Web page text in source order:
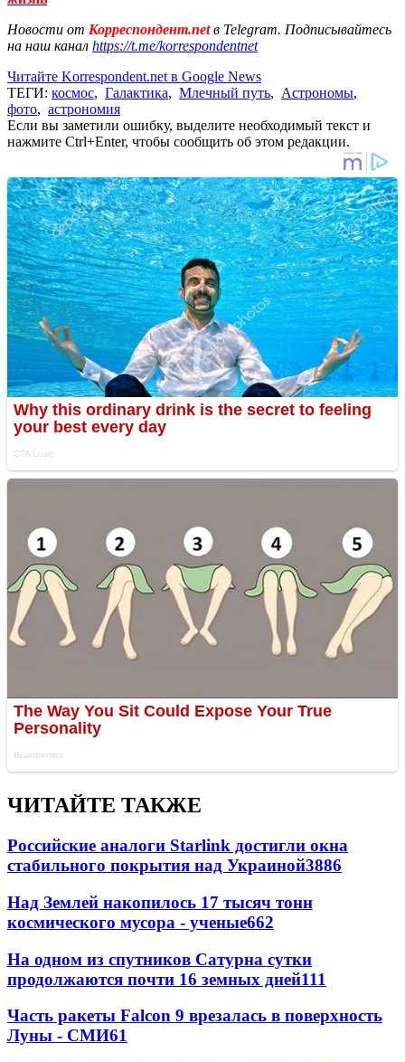
Новости от Корреспондент.netв Telegram. Подписывайтесь
на наш канал https://t.me/korrespondentnet
Читайте Korrespondent.net в Google News
ТЕГИ: космос, Галактика, Млечный путь, Астрономы,
фото, астрономия
Если вы заметили ошибку, выделите необходимый текст и
нажмите Ctrl+Enter, чтобы сообщить об этом редакции.
ЧИТАЙТЕ ТАКЖЕ
Российские аналоги Starlink достигли окна
стабильного покрытия над Украиной3886
Над Землей накопилось 17 тысяч тонн
космического мусора - ученые662
На одном из спутников Сатурна сутки
продолжаются почти 16 земных дней111
Часть ракеты Falcon 9 врезалась в поверхность
Луны - СМИ61